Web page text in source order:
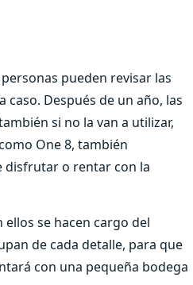
pueden revisar las
Después de un año, las
si no la van a utilizar,
One 8, también
disfrutar o rentar con la
se hacen cargo del
de cada detalle, para que
con una pequeña bodega